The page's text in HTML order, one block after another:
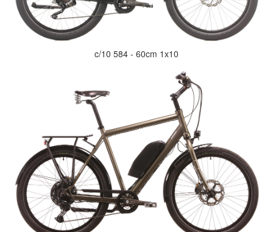
c/10 584 - 60cm 1x10